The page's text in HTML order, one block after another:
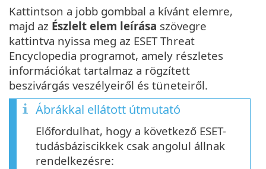
Kattintson a jobb gombbal a kívánt elemre,
majd az Észlelt elem leírása szövegre
kattintva nyissa meg az ESET Threat
Encyclopedia programot, amely részletes
információkat tartalmaz a rögzített
beszivárgás veszélyeiről és tüneteiről.
Ábrákkal ellátott útmutató
Előfordulhat, hogy a következő ESET-
tudásbáziscikkek csak angolul állnak
rendelkezésre: